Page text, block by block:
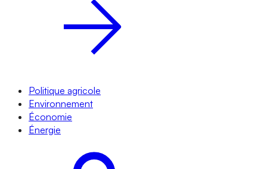
Politique agricole
Environnement
Économie
Énergie